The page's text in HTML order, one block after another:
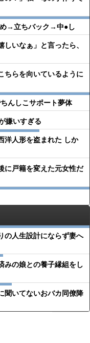
め→立ちバック→中●︎し
いなぁ」と言ったら、
ちらを向いているように
んしこサポート夢体
嫌いすぎる
洋人形を盗まれた しか
に戸籍を変えた元女性だ
の人生設計にならず妻へ
みの娘との養子縁組をし
聞いてないおバカ同僚降